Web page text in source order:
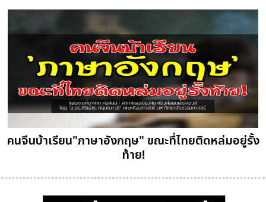
คนจีนบ้าเรียน"ภาษาอังกฤษ" ขณะที่ไทยติดหล่มอยู่รั้ง
ท้าย!